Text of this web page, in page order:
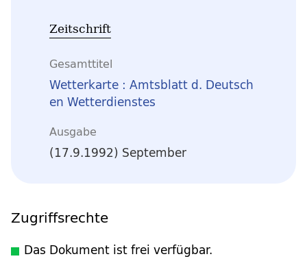
Zeitschrift
Gesamttitel
Wetterkarte : Amtsblatt d. Deutsch
en Wetterdienstes
Ausgabe
(17.9.1992) September
Zugriffsrechte
Das Dokument ist frei verfügbar.